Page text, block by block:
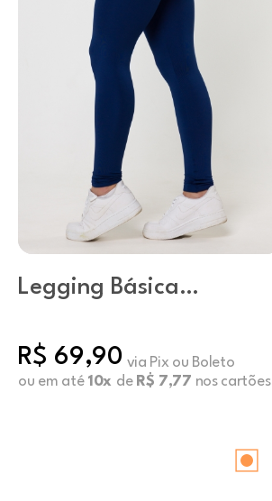
Legging Básica
R$ 69,90 via Pix ou Boleto
ou em até 10x de R$ 7,77 nos cartões